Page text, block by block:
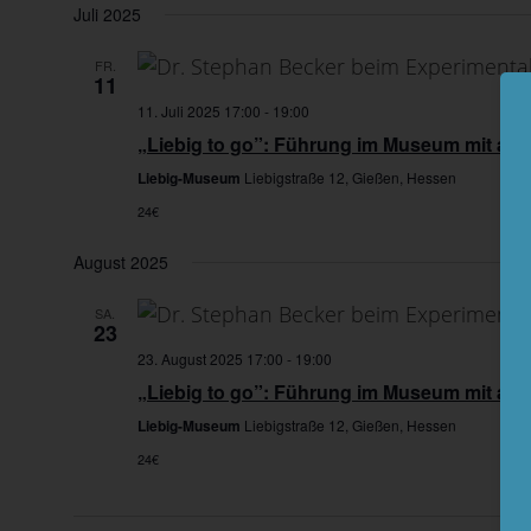
wählen.
Juli 2025
FR.
11
11. Juli 2025 17:00 - 19:00
„Liebig to go”: Führung im Museum mit
Liebig-Museum Liebigstraße 12, Gießen, Hessen
24€
August 2025
SA.
23
23. August 2025 17:00 - 19:00
„Liebig to go”: Führung im Museum mit
Liebig-Museum Liebigstraße 12, Gießen, Hessen
24€